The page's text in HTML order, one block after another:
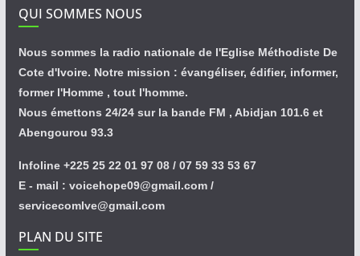
QUI SOMMES NOUS
Nous sommes la radio nationale de l'Eglise Méthodiste De
Cote d'Ivoire. Notre mission : évangéliser, édifier, informer,
former l'Homme , tout l'homme.
Nous émettons 24/24 sur la bande FM , Abidjan 101.6 et
Abengourou 93.3
Infoline +225 25 22 01 97 08 / 07 59 33 53 67
E - mail : voicehope09@gmail.com /
servicecomlve@gmail.com
PLAN DU SITE